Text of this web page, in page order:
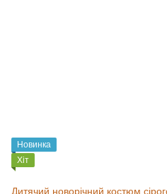
Новинка
Хіт
Дитячий новорічний костюм